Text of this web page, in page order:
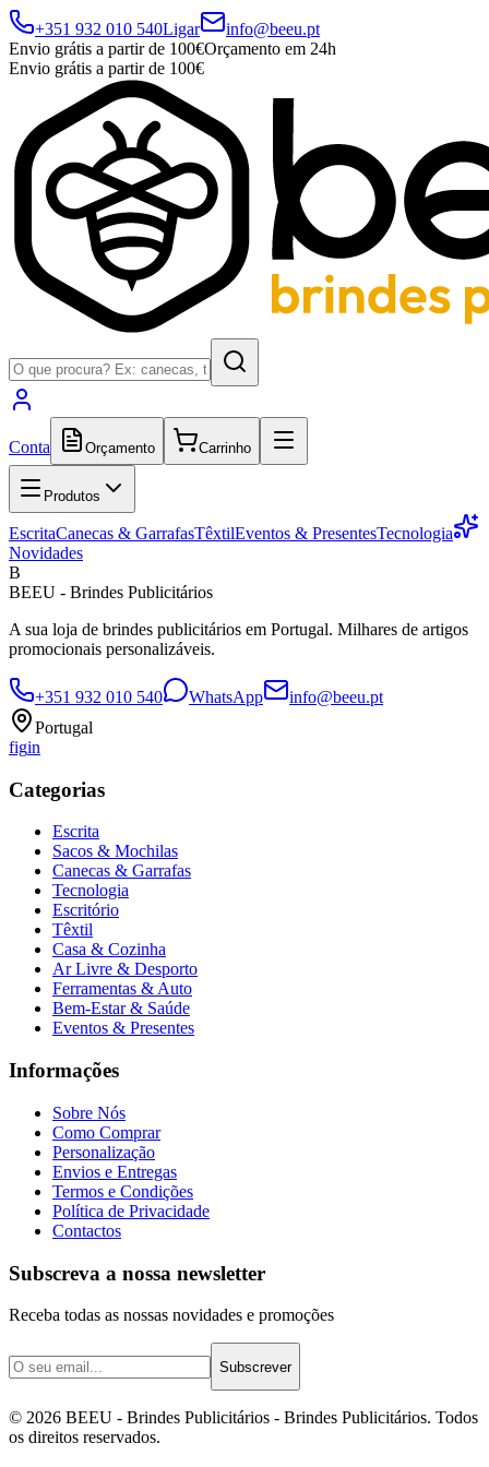
+351 932 010 540Ligar
info@beeu.pt
Envio grátis a partir de 100€Orçamento em 24h
Envio grátis a partir de 100€
Conta Orçamento Carrinho
Produtos
EscritaCanecas & GarrafasTêxtilEventos & PresentesTecnologia
Novidades
B
BEEU - Brindes Publicitários
A sua loja de brindes publicitários em Portugal. Milhares de artigos
promocionais personalizáveis.
+351 932 010 540 WhatsApp
info@beeu.pt
Portugal
figin
Categorias
Escrita
Sacos & Mochilas
Canecas & Garrafas
Tecnologia
Escritório
Têxtil
Casa & Cozinha
Ar Livre & Desporto
Ferramentas & Auto
Bem-Estar & Saúde
Eventos & Presentes
Informações
Sobre Nós
Como Comprar
Personalização
Envios e Entregas
Termos e Condições
Política de Privacidade
Contactos
Subscreva a nossa newsletter
Receba todas as nossas novidades e promoções
Subscrever
© 2026 BEEU - Brindes Publicitários - Brindes Publicitários. Todos
os direitos reservados.